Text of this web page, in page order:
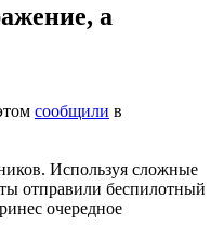
а
сообщили в
Используя сложные
отправили беспилотный
очередное